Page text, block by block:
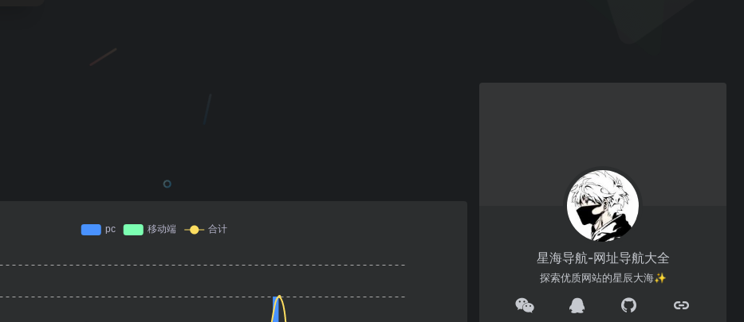
星海导航-网址导航大全
探索优质网站的星辰大海✨